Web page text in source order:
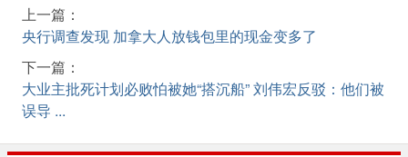
上一篇：
央行调查发现 加拿大人放钱包里的现金变多了
下一篇：
大业主批死计划必败怕被她“搭沉船” 刘伟宏反驳：他们被
误导 ...